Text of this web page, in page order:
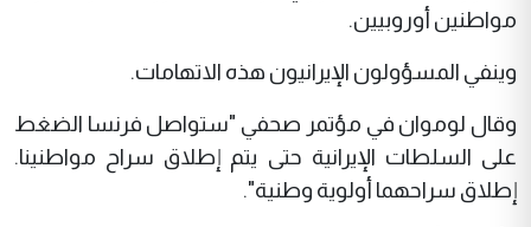
مواطنين أوروبيين.
وينفي المسؤولون الإيرانيون هذه الاتهامات.
وقال لوموان في مؤتمر صحفي "ستواصل فرنسا الضغط
على السلطات الإيرانية حتى يتم إطلاق سراح مواطنينا.
إطلاق سراحهما أولوية وطنية".